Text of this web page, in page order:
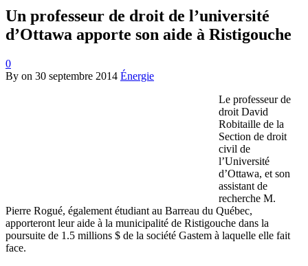
Un professeur de droit de l’université
d’Ottawa apporte son aide à Ristigouche
0
By on 30 septembre 2014 Énergie
Le professeur de
droit David
Robitaille de la
Section de droit
civil de
l’Université
d’Ottawa, et son
assistant de
recherche M.
Pierre Rogué, également étudiant au Barreau du Québec,
apporteront leur aide à la municipalité de Ristigouche dans la
poursuite de 1.5 millions $ de la société Gastem à laquelle elle fait
face.